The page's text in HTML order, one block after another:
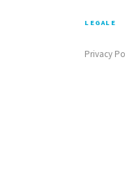
LEGALE
Privacy